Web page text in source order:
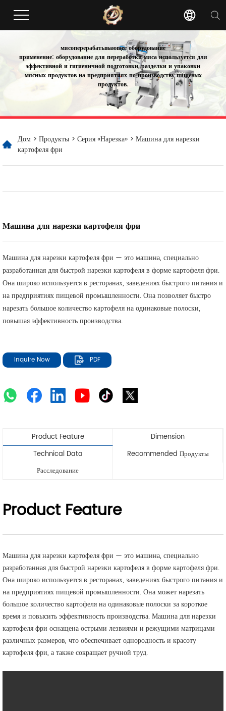
мясоперерабатывающее оборудование
применение: оборудование для переработки мяса используется для
эффективной и гигиеничной подготовки, разделки и упаковки
мясных продуктов на предприятиях по производству пищевых
продуктов.
Дом > Продукты > Серия «Нарезка» > Машина для нарезки
картофеля фри
Машина для нарезки картофеля фри
Машина для нарезки картофеля фри — это машина, специально
разработанная для быстрой нарезки картофеля в форме картофеля фри.
Она широко используется в ресторанах, заведениях быстрого питания и
на предприятиях пищевой промышленности. Она позволяет быстро
нарезать большое количество картофеля на одинаковые полоски,
повышая эффективность производства.
Inquire Now PDF
Product Feature
Dimension
Technical Data
Recommended Продукты
Расследование
Product Feature
Машина для нарезки картофеля фри — это машина, специально
разработанная для быстрой нарезки картофеля в форме картофеля фри.
Она широко используется в ресторанах, заведениях быстрого питания и
на предприятиях пищевой промышленности. Она может нарезать
большое количество картофеля на одинаковые полоски за короткое
время и повысить эффективность производства. Машина для нарезки
картофеля фри оснащена острыми лезвиями и режущими матрицами
различных размеров, что обеспечивает однородность и красоту
картофеля фри, а также сокращает ручной труд.